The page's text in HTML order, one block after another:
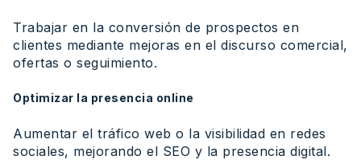
Trabajar en la conversión de prospectos en
clientes mediante mejoras en el discurso comercial,
ofertas o seguimiento.
Optimizar la presencia online
Aumentar el tráfico web o la visibilidad en redes
sociales, mejorando el SEO y la presencia digital.